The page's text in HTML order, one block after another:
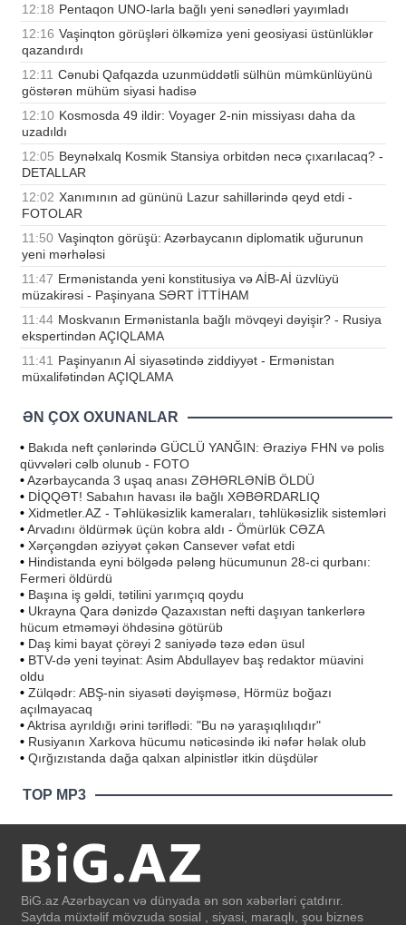
12:18 Pentaqon UNO-larla bağlı yeni sənədləri yayımladı
12:16 Vaşinqton görüşləri ölkəmizə yeni geosiyasi üstünlüklər
qazandırdı
12:11 Cənubi Qafqazda uzunmüddətli sülhün mümkünlüyünü
göstərən mühüm siyasi hadisə
12:10 Kosmosda 49 ildir: Voyager 2-nin missiyası daha da
uzadıldı
12:05 Beynəlxalq Kosmik Stansiya orbitdən necə çıxarılacaq? -
DETALLAR
12:02 Xanımının ad gününü Lazur sahillərində qeyd etdi -
FOTOLAR
11:50 Vaşinqton görüşü: Azərbaycanın diplomatik uğurunun
yeni mərhələsi
11:47 Ermənistanda yeni konstitusiya və AİB-Aİ üzvlüyü
müzakirəsi - Paşinyana SƏRT İTTİHAM
11:44 Moskvanın Ermənistanla bağlı mövqeyi dəyişir? - Rusiya
ekspertindən AÇIQLAMA
11:41 Paşinyanın Aİ siyasətində ziddiyyət - Ermənistan
müxalifətindən AÇIQLAMA
ƏN ÇOX OXUNANLAR
• Bakıda neft çənlərində GÜCLÜ YANĞIN: Əraziyə FHN və polis
qüvvələri cəlb olunub - FOTO
•Azərbaycanda 3 uşaq anası ZƏHƏRLƏNİB ÖLDÜ
• DİQQƏT! Sabahın havası ilə bağlı XƏBƏRDARLIQ
• Xidmetler.AZ - Təhlükəsizlik kameraları, təhlükəsizlik sistemləri
•Arvadını öldürmək üçün kobra aldı - Ömürlük CƏZA
• Xərçəngdən əziyyət çəkən Cansever vəfat etdi
• Hindistanda eyni bölgədə pələng hücumunun 28-ci qurbanı:
Fermeri öldürdü
• Başına iş gəldi, tətilini yarımçıq qoydu
• Ukrayna Qara dənizdə Qazaxıstan nefti daşıyan tankerlərə
hücum etməməyi öhdəsinə götürüb
• Daş kimi bayat çörəyi 2 saniyədə təzə edən üsul
• BTV-də yeni təyinat: Asim Abdullayev baş redaktor müavini
oldu
• Zülqədr: ABŞ-nin siyasəti dəyişməsə, Hörmüz boğazı
açılmayacaq
•Aktrisa ayrıldığı ərini təriflədi: "Bu nə yaraşıqlılıqdır"
• Rusiyanın Xarkova hücumu nəticəsində iki nəfər həlak olub
• Qırğızıstanda dağa qalxan alpinistlər itkin düşdülər
TOP MP3
BiG.az Azərbaycan və dünyada ən son xəbərləri çatdırır.
Saytda müxtəlif mövzuda sosial , siyasi, maraqlı, şou biznes